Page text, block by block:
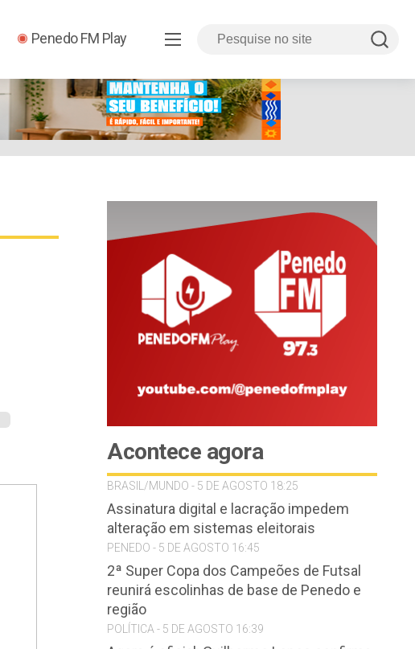
Penedo FM Play
Acontece agora
BRASIL/MUNDO - 5 DE AGOSTO 18:25
Assinatura digital e lacração impedem
alteração em sistemas eleitorais
PENEDO - 5 DE AGOSTO 16:45
2ª Super Copa dos Campeões de Futsal
reunirá escolinhas de base de Penedo e
região
POLÍTICA - 5 DE AGOSTO 16:39